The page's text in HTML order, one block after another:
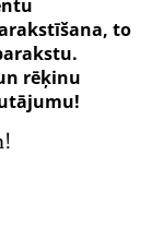
to
rēķinu